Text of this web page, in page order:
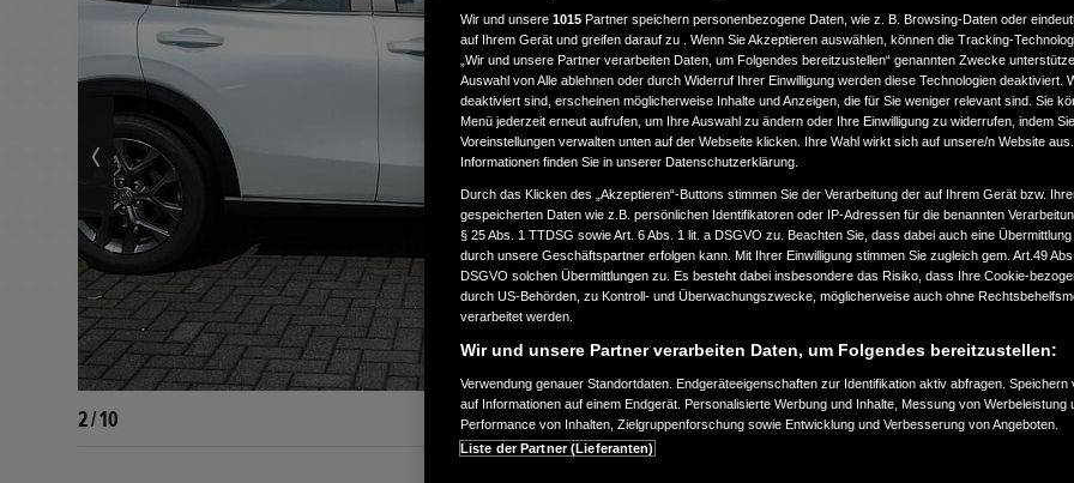
3 / 10
Wir und unsere 1015 Partner speichern personenbezogene Daten, wie z. B. Browsing-Daten oder
auf Ihrem Gerät und greifen darauf zu . Wenn Sie Akzeptieren auswählen, können die Tracking-
„Wir und unsere Partner verarbeiten Daten, um Folgendes bereitzustellen“ genannten Zwecke
Auswahl von Alle ablehnen oder durch Widerruf Ihrer Einwilligung werden diese Technologien deaktiviert.
deaktiviert sind, erscheinen möglicherweise Inhalte und Anzeigen, die für Sie weniger relevant sind. Sie
Menü jederzeit erneut aufrufen, um Ihre Auswahl zu ändern oder Ihre Einwilligung zu widerrufen, indem
Voreinstellungen verwalten unten auf der Webseite klicken. Ihre Wahl wirkt sich auf unsere/n Website
Informationen finden Sie in unserer Datenschutzerklärung.
Durch das Klicken des „Akzeptieren“-Buttons stimmen Sie der Verarbeitung der auf Ihrem Gerät bzw.
gespeicherten Daten wie z.B. persönlichen Identifikatoren oder IP-Adressen für die benannten
§ 25 Abs. 1 TTDSG sowie Art. 6 Abs. 1 lit. a DSGVO zu. Beachten Sie, dass dabei auch eine Übermittlung
durch unsere Geschäftspartner erfolgen kann. Mit Ihrer Einwilligung stimmen Sie zugleich gem. Art.49
DSGVO solchen Übermittlungen zu. Es besteht dabei insbesondere das Risiko, dass Ihre Cookie-
durch US-Behörden, zu Kontroll- und Überwachungszwecke, möglicherweise auch ohne
verarbeitet werden.
Wir und unsere Partner verarbeiten Daten, um Folgendes bereitzustellen:
Verwendung genauer Standortdaten. Endgeräteeigenschaften zur Identifikation aktiv abfragen. Speichern
auf Informationen auf einem Endgerät. Personalisierte Werbung und Inhalte, Messung von Werbeleistung
Performance von Inhalten, Zielgruppenforschung sowie Entwicklung und Verbesserung von Angeboten.
Liste der Partner (Lieferanten)